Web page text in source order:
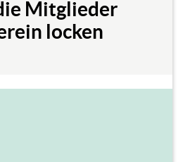
Mitglieder
locken